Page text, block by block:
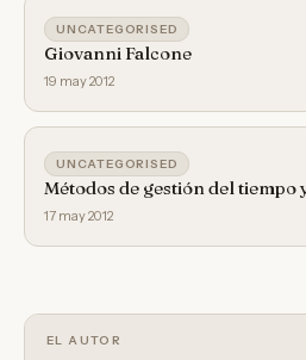
UNCATEGORISED
Giovanni Falcone
19 may 2012
UNCATEGORISED
Métodos de gestión del tiempo
17 may 2012
EL AUTOR